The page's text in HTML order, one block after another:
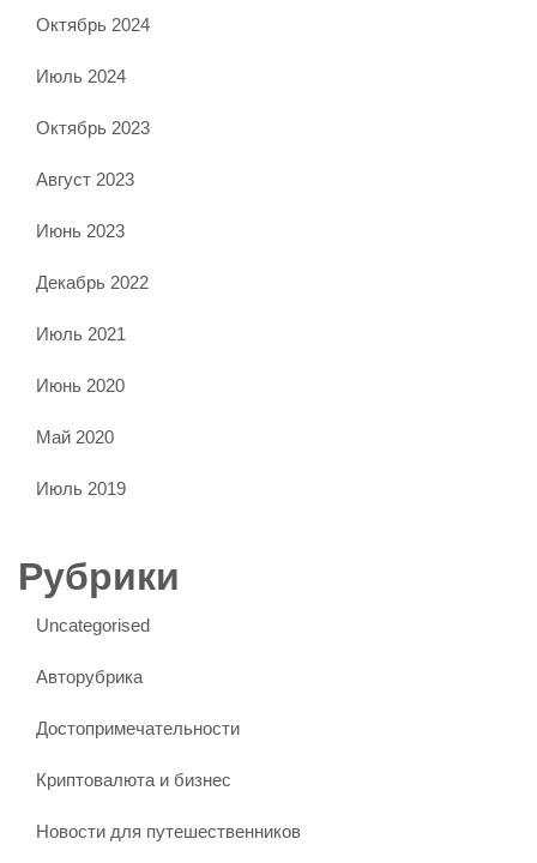
Октябрь 2024
Июль 2024
Октябрь 2023
Август 2023
Июнь 2023
Декабрь 2022
Июль 2021
Июнь 2020
Май 2020
Июль 2019
Рубрики
Uncategorised
Авторубрика
Достопримечательности
Криптовалюта и бизнес
Новости для путешественников